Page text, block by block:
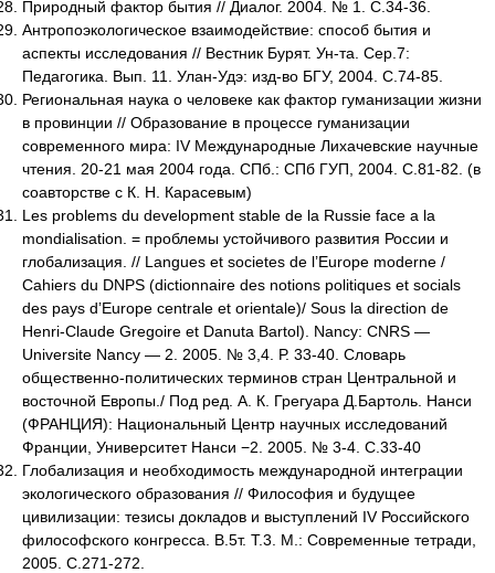
Природный фактор бытия // Диалог. 2004. № 1. С.34-36.
Антропоэкологическое взаимодействие: способ бытия и
аспекты исследования // Вестник Бурят. Ун-та. Сер.7:
Педагогика. Вып. 11. Улан-Удэ: изд-во БГУ, 2004. С.74-85.
Региональная наука о человеке как фактор гуманизации жизни
в провинции // Образование в процессе гуманизации
современного мира: IV Международные Лихачевские научные
чтения. 20-21 мая 2004 года. СПб.: СПб ГУП, 2004. С.81-82. (в
соавторстве с К. Н. Карасевым)
Les problems du development stable de la Russie face a la
mondialisation. = проблемы устойчивого развития России и
глобализация. // Langues et societes de l’Europe moderne /
Cahiers du DNPS (dictionnaire des notions politiques et socials
des pays d’Europe centrale et orientale)/ Sous la direction de
Henri-Claude Gregoire et Danuta Bartol). Nancy: CNRS —
Universite Nancy — 2. 2005. № 3,4. Р. 33-40. Словарь
общественно-политических терминов стран Центральной и
восточной Европы./ Под ред. А. К. Грегуара Д.Бартоль. Нанси
(ФРАНЦИЯ): Национальный Центр научных исследований
Франции, Университет Нанси −2. 2005. № 3-4. С.33-40
Глобализация и необходимость международной интеграции
экологического образования // Философия и будущее
цивилизации: тезисы докладов и выступлений IV Российского
философского конгресса. В.5т. Т.3. М.: Современные тетради,
2005. С.271-272.